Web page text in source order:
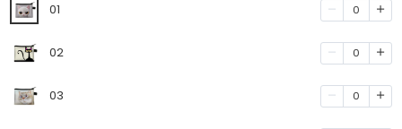
01 0
02 0
03 0